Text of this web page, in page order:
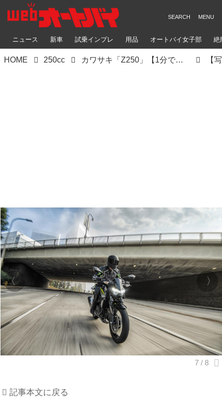
ニュース 新車 試乗インプレ 用品 オートバイ女子部 絶
HOME 250cc カワサキ「Z250」【1分で読める 2022年に新車で購入可能なバイク紹介】
記事本文に戻る